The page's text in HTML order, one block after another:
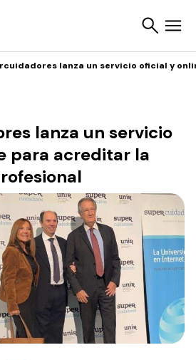
lanza un servicio oficial y
lanza un servicio
para acreditar la